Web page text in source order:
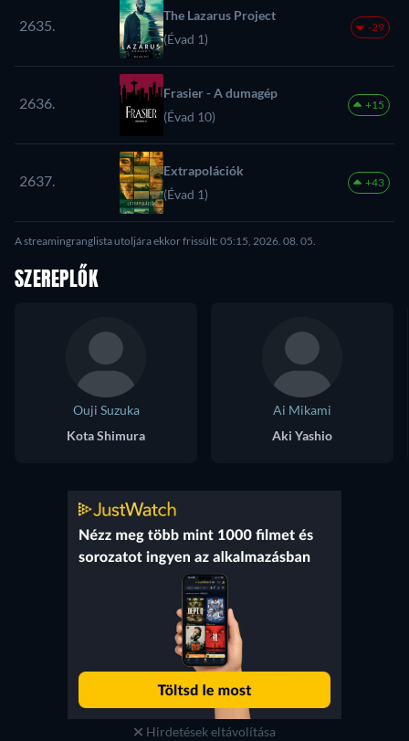
2635.
The Lazarus Project
(Évad 1)
-29
2636.
Frasier - A dumagép
(Évad 10)
+15
2637.
Extrapolációk
(Évad 1)
+43
A streamingranglista utoljára ekkor frissült: 05:15, 2026. 08. 05.
SZEREPLŐK
Ouji Suzuka
Kota Shimura
Ai Mikami
Aki Yashio
Hirdetések eltávolítása